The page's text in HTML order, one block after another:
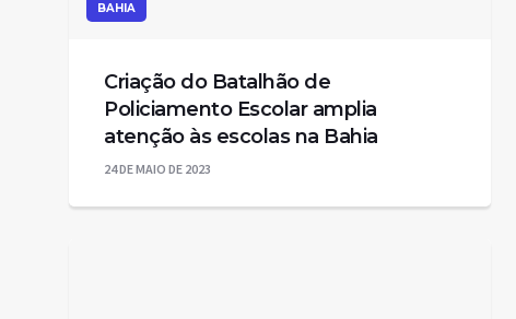
BAHIA
Criação do Batalhão de
Policiamento Escolar amplia
atenção às escolas na Bahia
24 DE MAIO DE 2023